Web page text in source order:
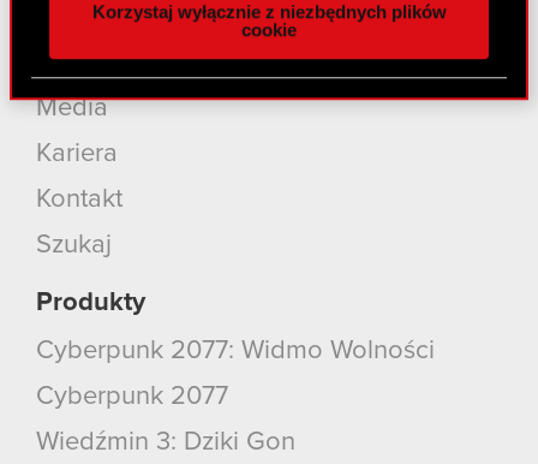
z naszej witryny, udostępniamy partnerom
Partnerzy mogą połączyć te informacje z innymi
danymi otrzymanymi od Ciebie lub uzyskanymi
korzystanie z naszej witryny, zgadasz się na
używanie plików cookie.
Korzystaj wyłącznie z niezbędnych plików
cookie
Inwestorzy
Zrównoważony rozwój
Media
Kariera
Kontakt
Szukaj
Produkty
Cyberpunk 2077: Widmo Wolności
Cyberpunk 2077
Wiedźmin 3: Dziki Gon